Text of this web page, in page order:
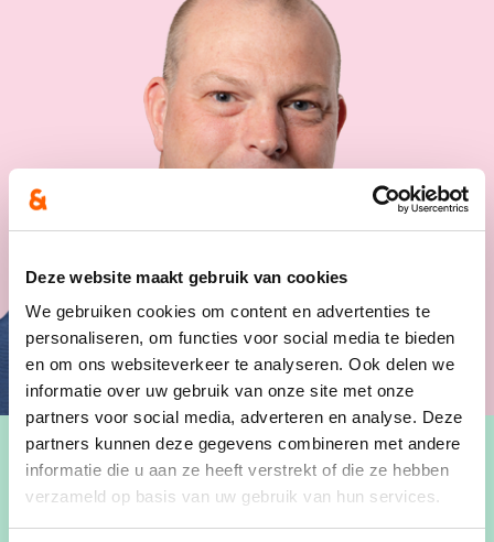
Deze website maakt gebruik van cookies
We gebruiken cookies om content en advertenties te
personaliseren, om functies voor social media te bieden
en om ons websiteverkeer te analyseren. Ook delen we
informatie over uw gebruik van onze site met onze
partners voor social media, adverteren en analyse. Deze
partners kunnen deze gegevens combineren met andere
informatie die u aan ze heeft verstrekt of die ze hebben
verzameld op basis van uw gebruik van hun services.
Contact